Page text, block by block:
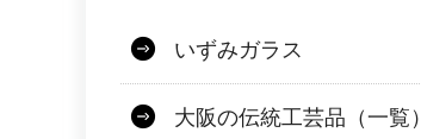
いずみガラス
大阪の伝統工芸品（一覧）